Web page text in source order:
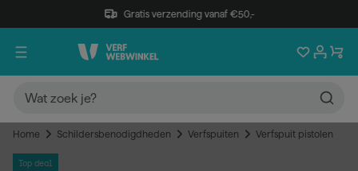
Gratis verzending vanaf €50,-
Home Schildersbenodigdheden Verfspuiten Verfspuit pistolen
Top deal